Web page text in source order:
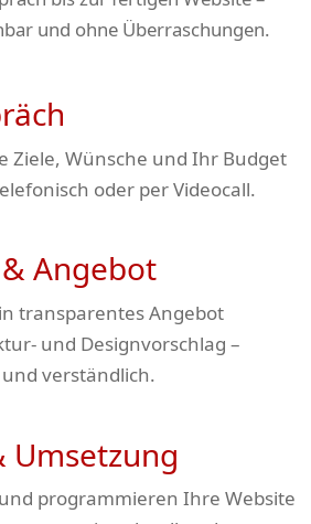
und ohne Überraschungen.
Ziele, Wünsche und Ihr Budget
oder per Videocall.
Angebot
transparentes Angebot
und Designvorschlag –
verständlich.
Umsetzung
programmieren Ihre Website